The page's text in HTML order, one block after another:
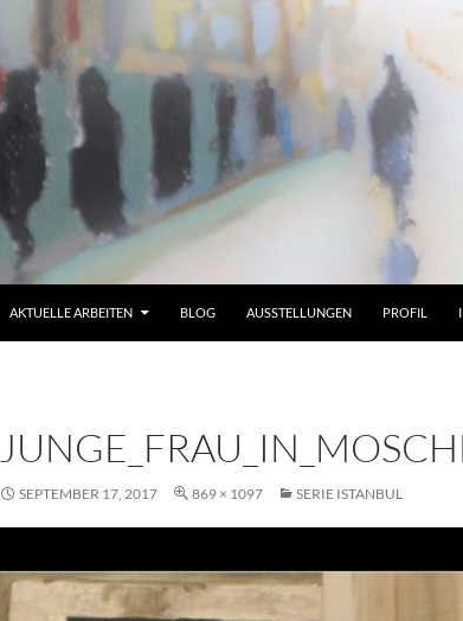
AKTUELLE ARBEITEN BLOG AUSSTELLUNGEN PROFIL
SEPTEMBER 17, 2017 869 × 1097 SERIE ISTANBUL